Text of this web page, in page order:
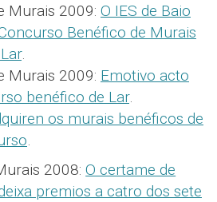
Murais 2009: O IES de Baio
Benéfico de Murais
.
Murais 2009: Emotivo acto
benéfico de Lar.
os murais benéficos de
.
2008:O certame de
premios a catro dos sete